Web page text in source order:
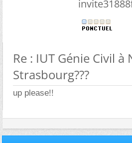
Re : IUT Génie Civil à
Strasbourg???
up please!!